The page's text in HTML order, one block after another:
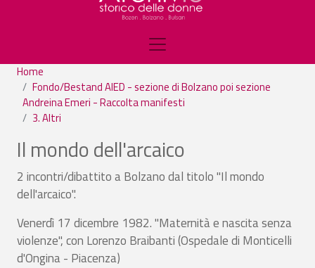
Home
Fondo/Bestand AIED - sezione di Bolzano poi sezione
Andreina Emeri - Raccolta manifesti
3. Altri
Il mondo dell'arcaico
2 incontri/dibattito a Bolzano dal titolo "Il mondo
dell'arcaico".
Venerdì 17 dicembre 1982. "Maternità e nascita senza
violenze", con Lorenzo Braibanti (Ospedale di Monticelli
d'Ongina - Piacenza)